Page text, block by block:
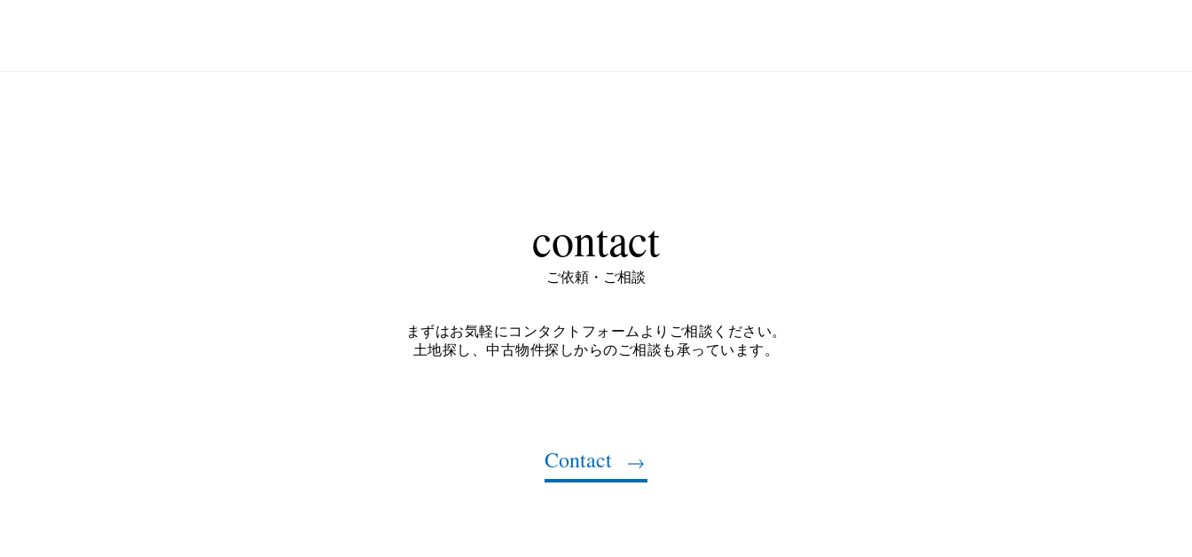
contact
ご依頼・ご相談
まずはお気軽にコンタクトフォームよりご相談ください。
土地探し、中古物件探しからのご相談も承っています。
Contact